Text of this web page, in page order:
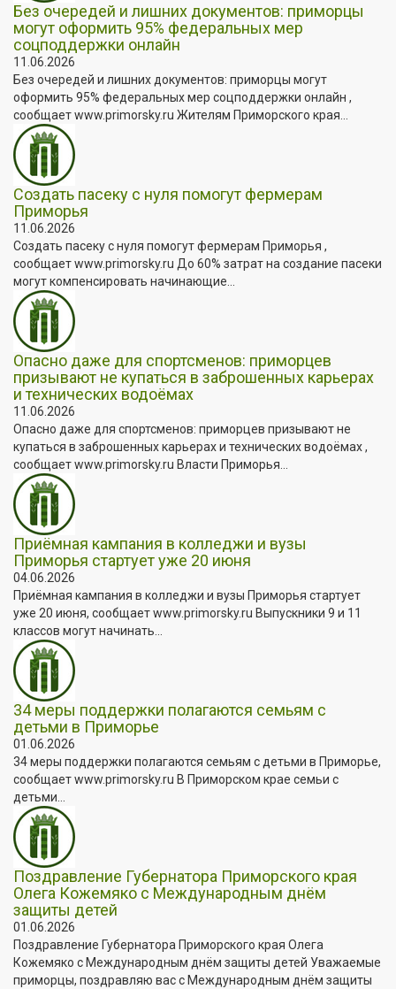
Без очередей и лишних документов: приморцы
могут оформить 95% федеральных мер
соцподдержки онлайн
11.06.2026
Без очередей и лишних документов: приморцы могут
оформить 95% федеральных мер соцподдержки онлайн ,
сообщает www.primorsky.ru Жителям Приморского края...
Создать пасеку с нуля помогут фермерам
Приморья
11.06.2026
Создать пасеку с нуля помогут фермерам Приморья ,
сообщает www.primorsky.ru До 60% затрат на создание пасеки
могут компенсировать начинающие...
Опасно даже для спортсменов: приморцев
призывают не купаться в заброшенных карьерах
и технических водоёмах
11.06.2026
Опасно даже для спортсменов: приморцев призывают не
купаться в заброшенных карьерах и технических водоёмах ,
сообщает www.primorsky.ru Власти Приморья...
Приёмная кампания в колледжи и вузы
Приморья стартует уже 20 июня
04.06.2026
Приёмная кампания в колледжи и вузы Приморья стартует
уже 20 июня, сообщает www.primorsky.ru Выпускники 9 и 11
классов могут начинать...
34 меры поддержки полагаются семьям с
детьми в Приморье
01.06.2026
34 меры поддержки полагаются семьям с детьми в Приморье,
сообщает www.primorsky.ru В Приморском крае семьи с
детьми...
Поздравление Губернатора Приморского края
Олега Кожемяко с Международным днём
защиты детей
01.06.2026
Поздравление Губернатора Приморского края Олега
Кожемяко с Международным днём защиты детей Уважаемые
приморцы, поздравляю вас с Международным днём защиты